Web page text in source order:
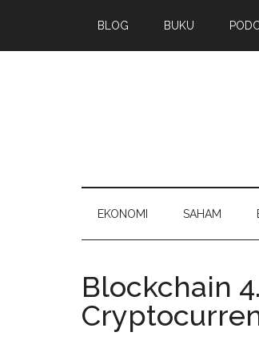
BLOG BUKU
EKONOMI SAHAM
Blockchain